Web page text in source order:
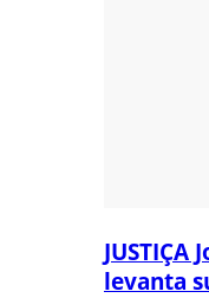
levanta